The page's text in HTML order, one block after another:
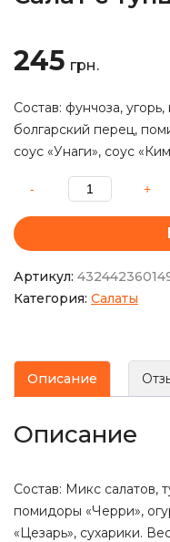
245 грн.
Состав: фунчоза,
болгарский перец,
соус «Унаги», соус
Артикул:
Категория: Салаты
Описание
Описание
Состав: Микс салатов,
помидоры «Черри»,
«Цезарь», сухарики.